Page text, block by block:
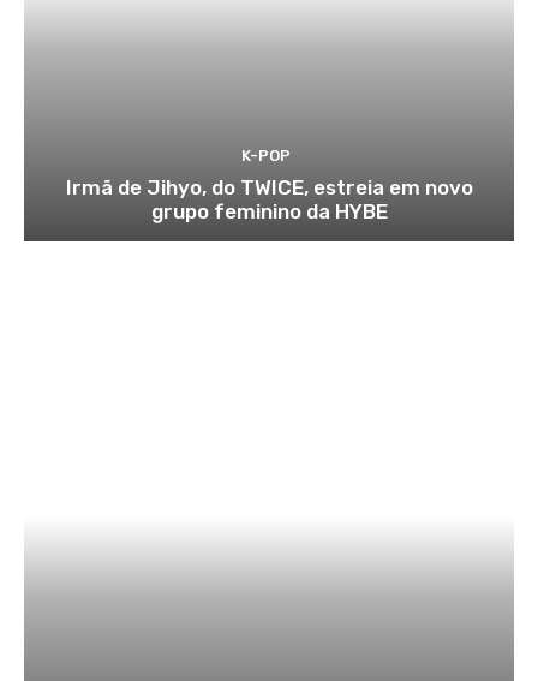
K-POP
Irmã de Jihyo, do TWICE, estreia em novo
grupo feminino da HYBE